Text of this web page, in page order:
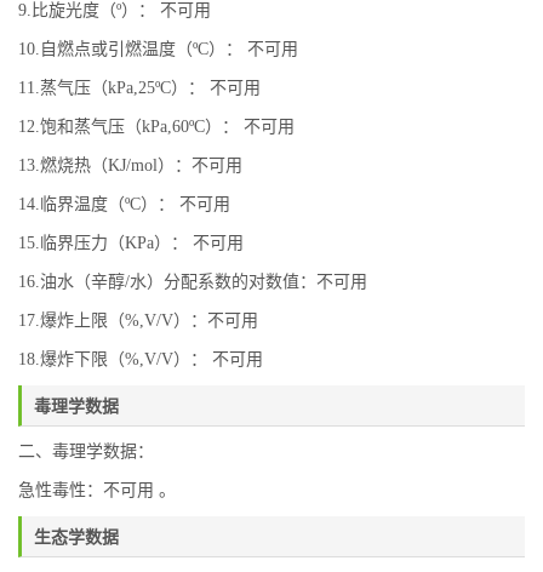
9.比旋光度（º）： 不可用
10.自燃点或引燃温度（ºC）： 不可用
11.蒸气压（kPa,25ºC）： 不可用
12.饱和蒸气压（kPa,60ºC）： 不可用
13.燃烧热（KJ/mol）：不可用
14.临界温度（ºC）： 不可用
15.临界压力（KPa）： 不可用
16.油水（辛醇/水）分配系数的对数值：不可用
17.爆炸上限（%,V/V）：不可用
18.爆炸下限（%,V/V）： 不可用
毒理学数据
二、毒理学数据：
急性毒性：不可用 。
生态学数据